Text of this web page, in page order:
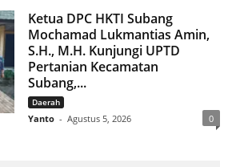
Ketua DPC HKTI Subang
Mochamad Lukmantias Amin,
S.H., M.H. Kunjungi UPTD
Pertanian Kecamatan
Subang,...
Daerah
Yanto - Agustus 5, 2026 0